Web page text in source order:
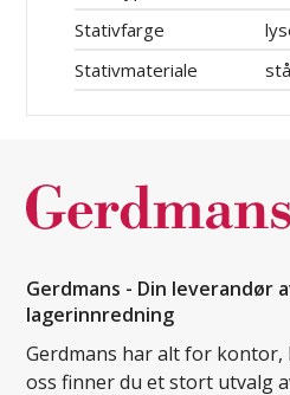
Stativfarge
Stativmateriale
Gerdmans - Din leverandør
lagerinnredning
Gerdmans har alt for kontor,
oss finner du et stort utvalg